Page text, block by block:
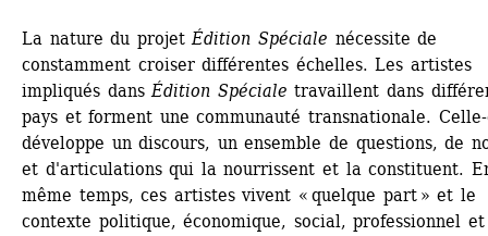
La nature du projet Édition Spéciale nécessite de
constamment croiser différentes échelles. Les artistes
impliqués dans Édition Spéciale travaillent dans
pays et forment une communauté transnationale.
développe un discours, un ensemble de questions, de
et d'articulations qui la nourrissent et la constituent.
même temps, ces artistes vivent « quelque part » et le
contexte politique, économique, social, professionnel et